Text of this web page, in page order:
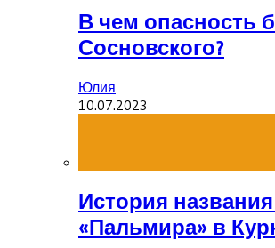
В чем опасность
Сосновского?
Юлия
10.07.2023
История
«Пальмира» в